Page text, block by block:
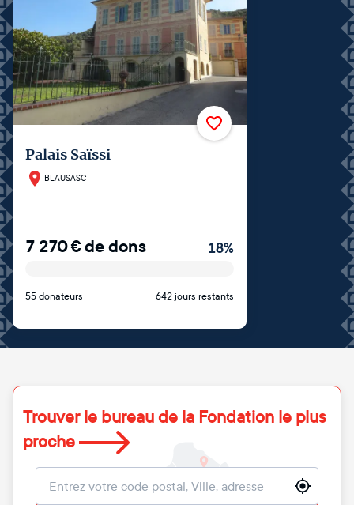
Palais Saïssi
BLAUSASC
7 270€de dons 18%
55 donateurs 642 jours restants
Trouver le bureau de la Fondation le plus
proche
Localisation